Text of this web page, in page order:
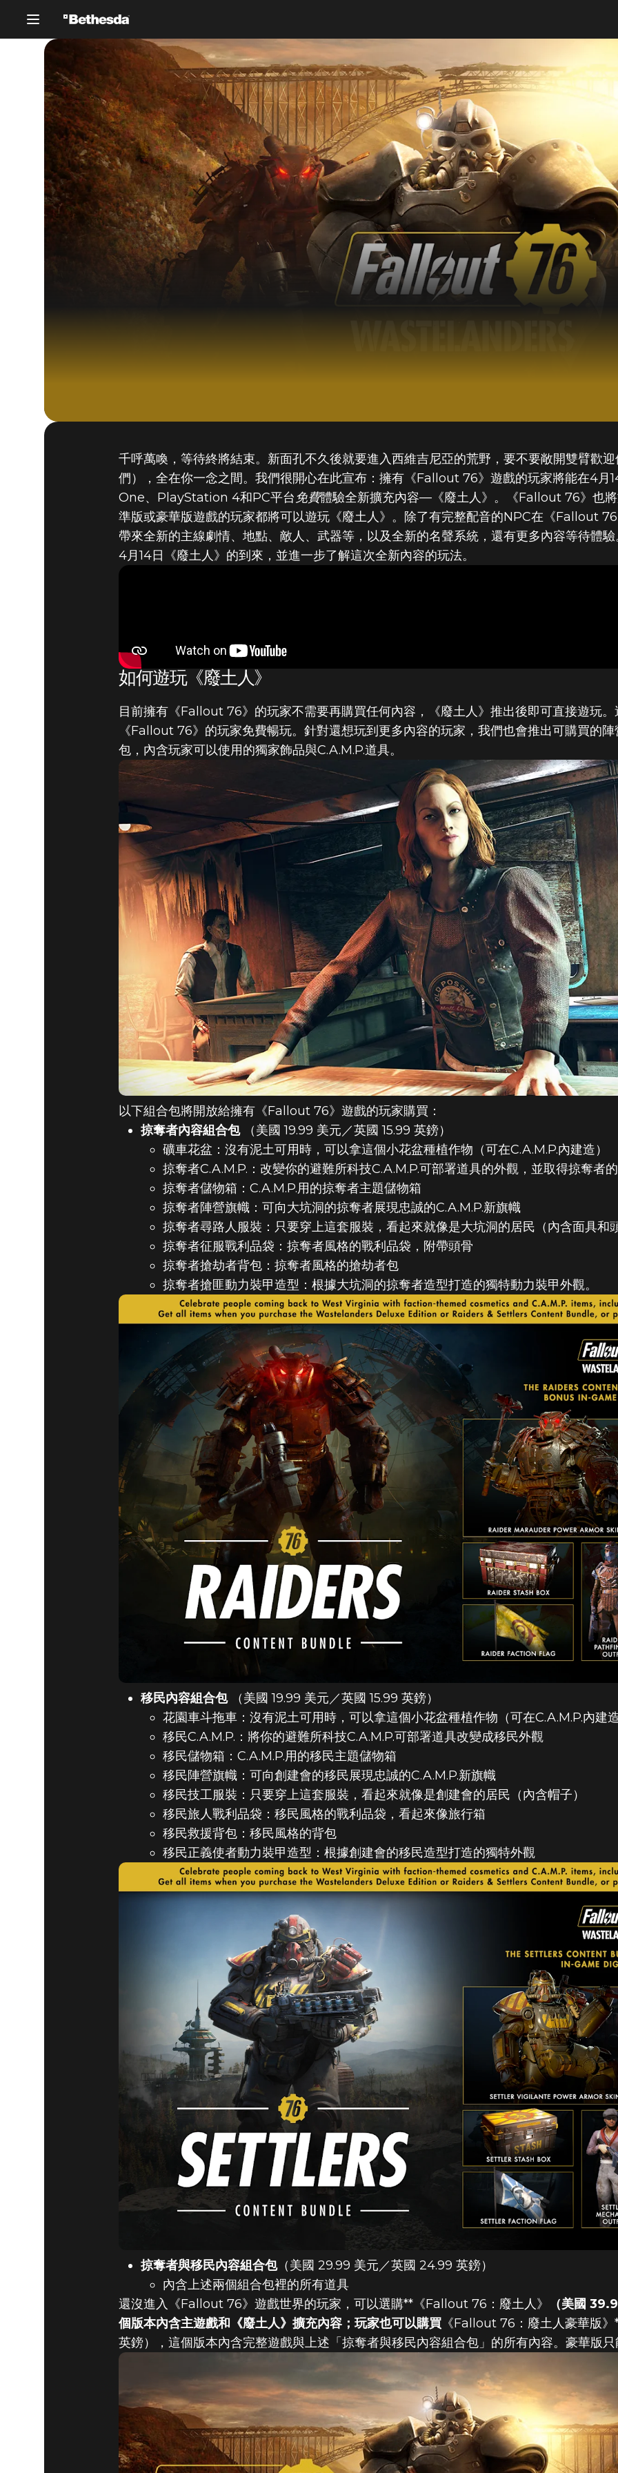
《FALLOUT 76：廢土人
與詳情
千呼萬喚，等待終將結束。新面孔不久後就要進入西維吉尼亞的荒野，要不要敞開雙臂歡
們），全在你一念之間。我們很開心在此宣布：擁有《Fallout 76》遊戲的玩家將能在4
One、PlayStation 4和PC平台 免費體驗全新擴充內容—《廢土人》。《Fallout 76》也
準版或豪華版遊戲的玩家都將可以遊玩《廢土人》。除了有完整配音的NPC在《Fallout
帶來全新的主線劇情、地點、敵人、武器等，以及全新的名聲系統，還有更多內容等待體
4月14日《廢土人》的到來，並進一步了解這次全新內容的玩法。
如何遊玩《廢土人》
目前擁有《Fallout 76》的玩家不需要再購買任何內容，《廢土人》推出後即可直接遊玩
《Fallout 76》的玩家免費暢玩。針對還想玩到更多內容的玩家，我們也會推出可購買的
包，內含玩家可以使用的獨家飾品與C.A.M.P.道具。
以下組合包將開放給擁有《Fallout 76》遊戲的玩家購買：
掠奪者內容組合包（美國 19.99 美元／英國 15.99 英鎊）
礦車花盆：沒有泥土可用時，可以拿這個小花盆種植作物（可在C.A.M.P.內建造）
掠奪者C.A.M.P.：改變你的避難所科技C.A.M.P.可部署道具的外觀，並取得掠奪者
掠奪者儲物箱：C.A.M.P.用的掠奪者主題儲物箱
掠奪者陣營旗幟：可向大坑洞的掠奪者展現忠誠的C.A.M.P.新旗幟
掠奪者尋路人服裝：只要穿上這套服裝，看起來就像是大坑洞的居民（內含面具和
掠奪者征服戰利品袋：掠奪者風格的戰利品袋，附帶頭骨
掠奪者搶劫者背包：掠奪者風格的搶劫者包
掠奪者搶匪動力裝甲造型：根據大坑洞的掠奪者造型打造的獨特動力裝甲外觀。
移民內容組合包（美國 19.99 美元／英國 15.99 英鎊）
花園車斗拖車：沒有泥土可用時，可以拿這個小花盆種植作物（可在C.A.M.P.內建
移民C.A.M.P.：將你的避難所科技C.A.M.P.可部署道具改變成移民外觀
移民儲物箱：C.A.M.P.用的移民主題儲物箱
移民陣營旗幟：可向創建會的移民展現忠誠的C.A.M.P.新旗幟
移民技工服裝：只要穿上這套服裝，看起來就像是創建會的居民（內含帽子）
移民旅人戰利品袋：移民風格的戰利品袋，看起來像旅行箱
移民救援背包：移民風格的背包
移民正義使者動力裝甲造型：根據創建會的移民造型打造的獨特外觀
掠奪者與移民內容組合包（美國 29.99 美元／英國 24.99 英鎊）
內含上述兩個組合包裡的所有道具
還沒進入《Fallout 76》遊戲世界的玩家，可以選購**《Fallout 76：廢土人》
（美國
個版本內含主遊戲和《廢土人》擴充內容；玩家也可以購買 《Fallout 76：廢土人豪華版
英鎊），這個版本內含完整遊戲與上述「掠奪者與移民內容組合包」的所有內容。豪華版